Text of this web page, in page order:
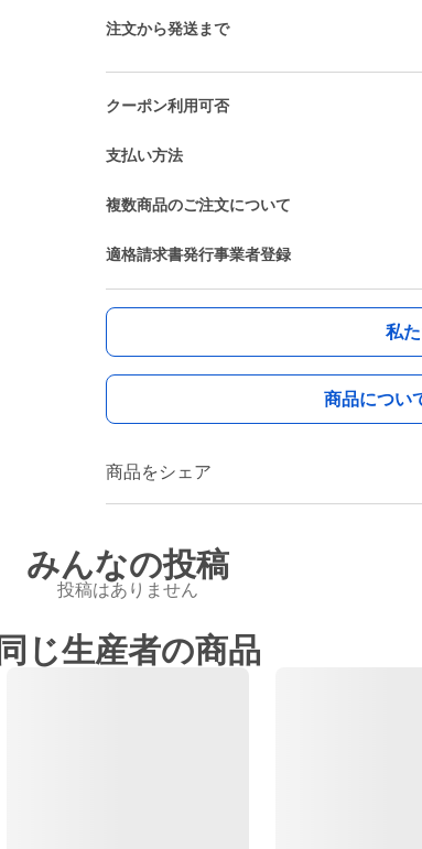
注文から発送まで
クーポン利用可否
支払い方法
複数商品のご注文について
適格請求書発行事業者登録
私
商品につい
商品をシェア
みんなの投稿
投稿はありません
同じ生産者の商品